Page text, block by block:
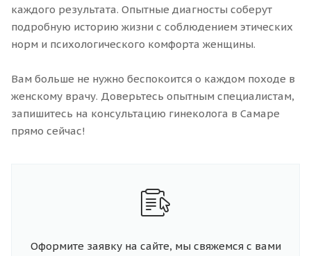
каждого результата. Опытные диагносты соберут
подробную историю жизни с соблюдением этических
норм и психологического комфорта женщины.
Вам больше не нужно беспокоится о каждом походе в
женскому врачу. Доверьтесь опытным специалистам,
запишитесь на консультацию гинеколога в Самаре
прямо сейчас!
Оформите заявку на сайте, мы свяжемся с вами